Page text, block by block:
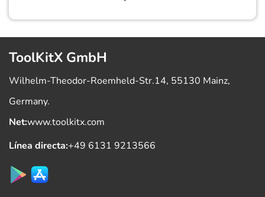
ToolKitX GmbH
Wilhelm-Theodor-Roemheld-Str.14, 55130 Mainz,
Germany.
Net:www.toolkitx.com
Línea directa:+49 6131 9213566